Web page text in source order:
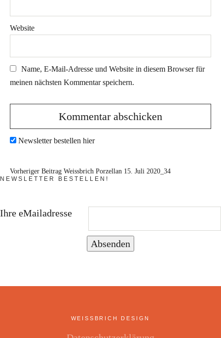
Website
Name, E-Mail-Adresse und Website in diesem Browser für
meinen nächsten Kommentar speichern.
Newsletter bestellen hier
Vorheriger Beitrag Weissbrich Porzellan 15. Juli 2020_34
NEWSLETTER BESTELLEN!
Ihre eMailadresse
Absenden
WEISSBRICH DESIGN